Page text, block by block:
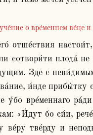
о вре́меннем ве́це
сотвори́ти плода́
Зде с
и́нде прибы́тку
у́бо вре́меннаго
«И́дут бо си́и,
ве́ру тве́рду и